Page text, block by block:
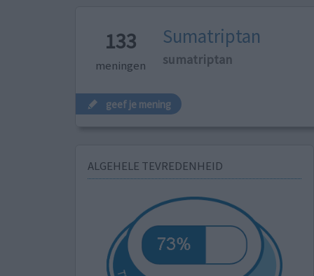
133
meningen
Sumatriptan
sumatriptan
geef je mening
ALGEHELE TEVREDENHEID